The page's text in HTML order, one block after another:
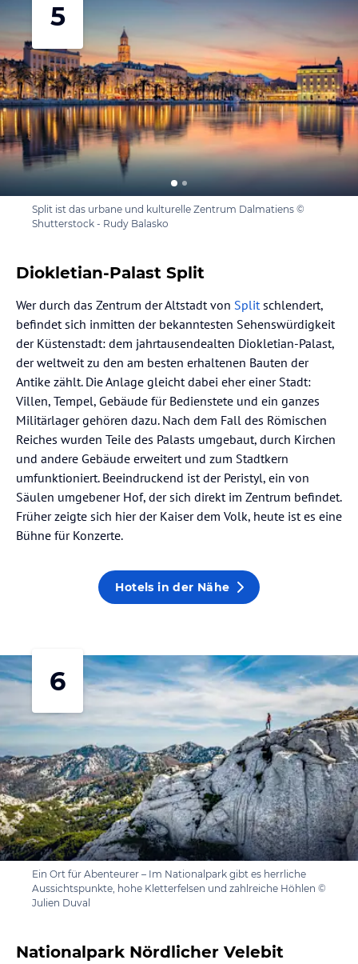
5
Split ist das urbane und kulturelle Zentrum Dalmatiens ©
Shutterstock - Rudy Balasko
Diokletian-Palast Split
Wer durch das Zentrum der Altstadt von Splitschlendert,
befindet sich inmitten der bekanntesten Sehenswürdigkeit
der Küstenstadt: dem jahrtausendealten Diokletian-Palast,
der weltweit zu den am besten erhaltenen Bauten der
Antike zählt. Die Anlage gleicht dabei eher einer Stadt:
Villen, Tempel, Gebäude für Bedienstete und ein ganzes
Militärlager gehören dazu. Nach dem Fall des Römischen
Reiches wurden Teile des Palasts umgebaut, durch Kirchen
und andere Gebäude erweitert und zum Stadtkern
umfunktioniert. Beeindruckend ist der Peristyl, ein von
Säulen umgebener Hof, der sich direkt im Zentrum befindet.
Früher zeigte sich hier der Kaiser dem Volk, heute ist es eine
Bühne für Konzerte.
Hotels in der Nähe
6
Ein Ort für Abenteurer – Im Nationalpark gibt es herrliche
Aussichtspunkte, hohe Kletterfelsen und zahlreiche Höhlen ©
Julien Duval
Nationalpark Nördlicher Velebit